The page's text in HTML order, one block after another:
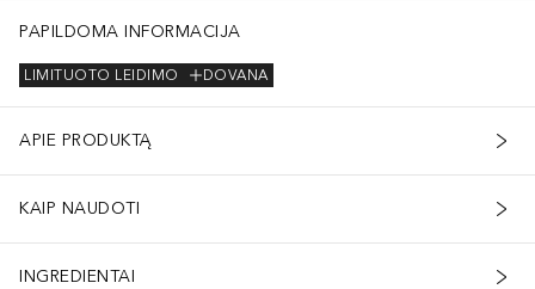
PAPILDOMA INFORMACIJA
DOVANA
LIMITUOTO LEIDIMO
APIE PRODUKTĄ
KAIP NAUDOTI
INGREDIENTAI